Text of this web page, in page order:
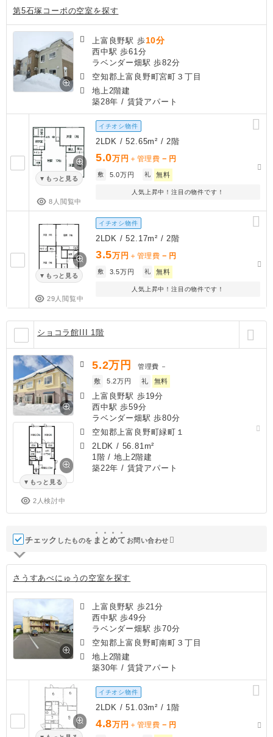
第5石塚コーポの空室を探す
上富良野駅 歩10分
西中駅 歩61分
ラベンダー畑駅 歩82分
空知郡上富良野町宮町３丁目
地上2階建
築28年 / 賃貸アパート
もっと見る
8人閲覧中
イチオシ物件
2LDK / 52.65m² / 2階
5.0万円 ＋管理費 － 円
敷 5.0万円 礼 無料
人気上昇中！注目の物件です！
もっと見る
29人閲覧中
イチオシ物件
2LDK / 52.17m² / 2階
3.5万円 ＋管理費 － 円
敷 3.5万円 礼 無料
人気上昇中！注目の物件です！
ショコラ館III 1階
もっと見る
2人検討中
5.2万円 管理費 －
敷
5.2万円 礼 無料
上富良野駅 歩19分
西中駅 歩59分
ラベンダー畑駅 歩80分
空知郡上富良野町緑町１
2LDK / 56.81m²
1階 / 地上2階建
築22年 / 賃貸アパート
チェック したものを ま と めて お問い合わせ
さうすあべにゅうの空室を探す
上富良野駅 歩21分
西中駅 歩49分
ラベンダー畑駅 歩70分
空知郡上富良野町南町３丁目
地上2階建
築30年 / 賃貸アパート
イチオシ物件
2LDK / 51.03m² / 1階
4.8万円 ＋管理費 － 円